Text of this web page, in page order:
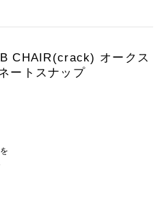
CHAIR(crack) オークス
ートスナップ